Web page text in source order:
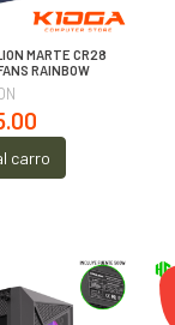
MARTE CR28
RAINBOW
carro